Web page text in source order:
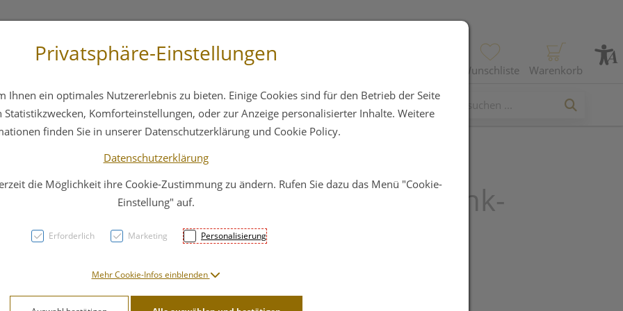
Wunschliste Warenkorb
Hautpflege Familie Nahrungsergänzung
Staudt Handgelenk-
Manschetten
62,91 EUR
Privatsphäre-Einstellungen
Ihnen ein optimales Nutzererlebnis zu bieten. Einige Cookies sind für den Betrieb der Seite
Komforteinstellungen, oder zur Anzeige personalisierter Inhalte. Weitere
finden Sie in unserer Datenschutzerklärung und Cookie Policy.
Datenschutzerklärung
die Möglichkeit ihre Cookie-Zustimmung zu ändern. Rufen Sie dazu das Menü "Cookie-
Einstellung" auf.
Erforderlich Marketing Personalisierung
Mehr Cookie-Infos einblenden